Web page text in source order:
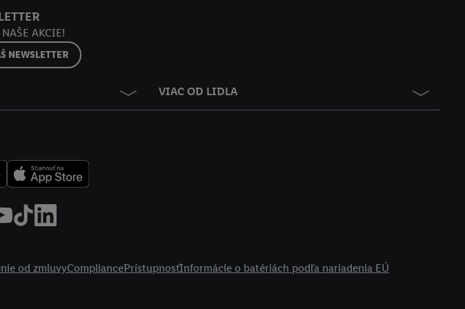
AKCIE!
NEWSLETTER
VIAC OD LIDLA
od zmluvyCompliancePrístupnosťInformácie o batériách podľa nariadenia EÚ